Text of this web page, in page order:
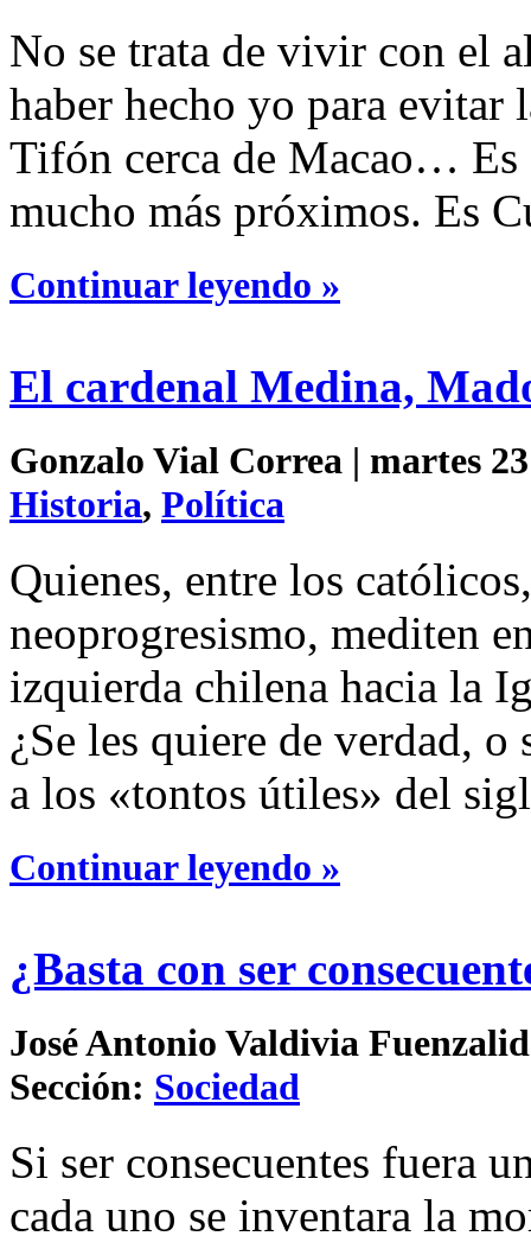
No se trata de vivir con el
haber hecho yo para evitar
Tifón cerca de Macao… Es
mucho más próximos. Es
Continuar leyendo »
El cardenal Medina,
Gonzalo Vial Correa | martes
Historia, Política
Quienes, entre los
neoprogresismo, mediten
izquierda chilena hacia la
¿Se les quiere de verdad,
a los «tontos útiles» del
Continuar leyendo »
¿Basta con ser
José Antonio Valdivia
Sección: Sociedad
Si ser consecuentes fuera
cada uno se inventara la